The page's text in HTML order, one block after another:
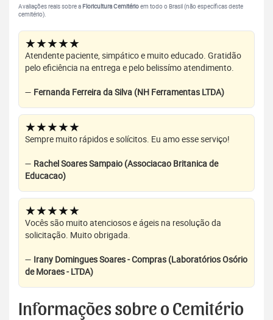
Avaliações reais sobre a Floricultura Cemitérioem todo o Brasil (não específicas deste
cemitério).
★★★★★
Atendente paciente, simpático e muito educado. Gratidão
pelo eficiência na entrega e pelo belissímo atendimento.
— Fernanda Ferreira da Silva (NH Ferramentas LTDA)
★★★★★
Sempre muito rápidos e solícitos. Eu amo esse serviço!
— Rachel Soares Sampaio (Associacao Britanica de
Educacao)
★★★★★
Vocês são muito atenciosos e ágeis na resolução da
solicitação. Muito obrigada.
— Irany Domingues Soares - Compras (Laboratórios Osório
de Moraes - LTDA)
Informações sobre o Cemitério